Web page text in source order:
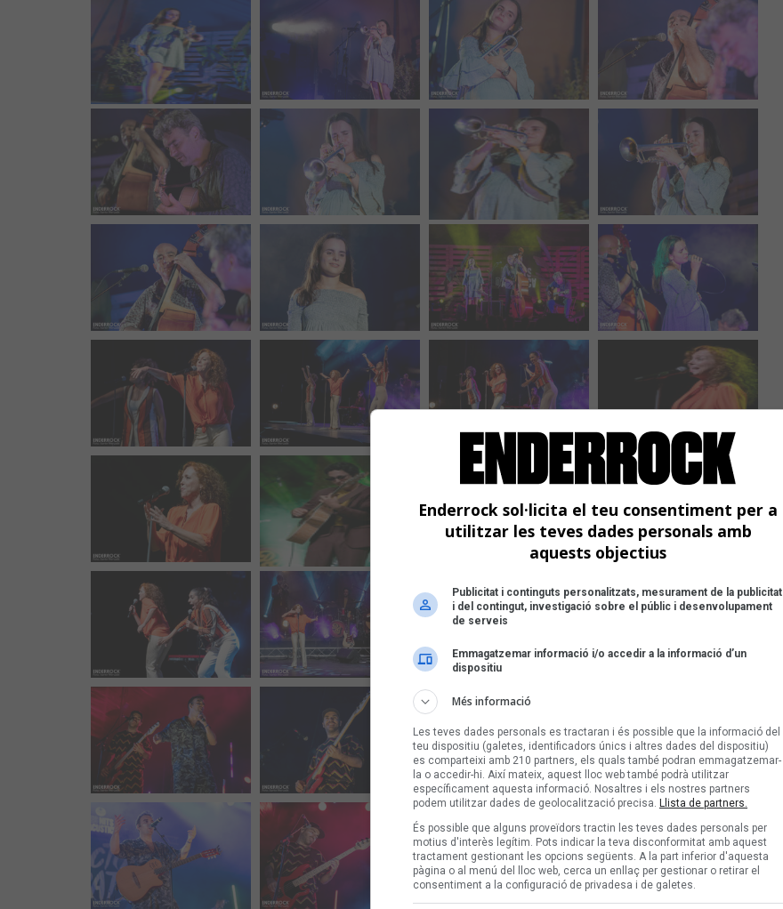
Enderrock sol·licita el teu consentiment per a
utilitzar les teves dades personals amb
aquests objectius
Publicitat i continguts personalitzats, mesurament de la publicitat
i del contingut, investigació sobre el públic i desenvolupament
de serveis
Emmagatzemar informació i/o accedir a la informació d’un
dispositiu
Més informació
Les teves dades personals es tractaran i és possible que la informació del
teu dispositiu (galetes, identificadors únics i altres dades del dispositiu)
es comparteixi amb 210 partners, els quals també podran emmagatzemar-
la o accedir-hi. Així mateix, aquest lloc web també podrà utilitzar
específicament aquesta informació. Nosaltres i els nostres partners
podem utilitzar dades de geolocalització precisa. Llista de partners.
És possible que alguns proveïdors tractin les teves dades personals per
motius d'interès legítim. Pots indicar la teva disconformitat amb aquest
tractament gestionant les opcions següents. A la part inferior d'aquesta
pàgina o al menú del lloc web, cerca un enllaç per gestionar o retirar el
consentiment a la configuració de privadesa i de galetes.